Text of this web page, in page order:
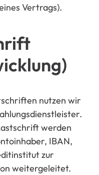
Vertrags).
nutzen wir
werden
IBAN,
zur
weitergeleitet.